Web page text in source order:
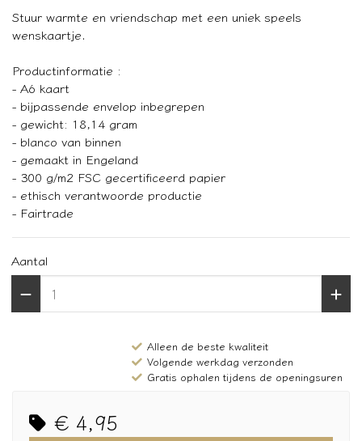
Stuur warmte en vriendschap met een uniek speels
wenskaartje.
Productinformatie :
- A6 kaart
- bijpassende envelop inbegrepen
- gewicht: 18,14 gram
- blanco van binnen
- gemaakt in Engeland
- 300 g/m2 FSC gecertificeerd papier
- ethisch verantwoorde productie
- Fairtrade
Aantal
Alleen de beste kwaliteit
Volgende werkdag verzonden
Gratis ophalen tijdens de openingsuren
€ 4,95